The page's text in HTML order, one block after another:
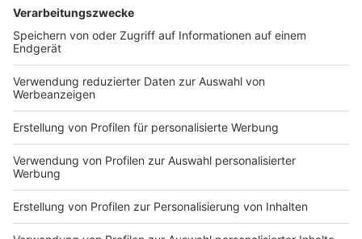
DEINE GEMERKTEN ARTIKEL
Du hast dir noch keine Artikel gemerkt
Markiere sie hierfür mit einem